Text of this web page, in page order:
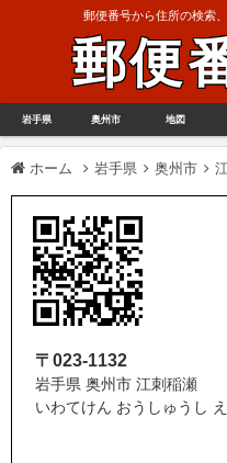
郵便番号から住所の検索
郵便
岩手県 奥州市 地図
ホーム 岩手県 奥州市
〒023-1132
岩手県 奥州市 江刺稲瀬
いわてけん おうしゅうし